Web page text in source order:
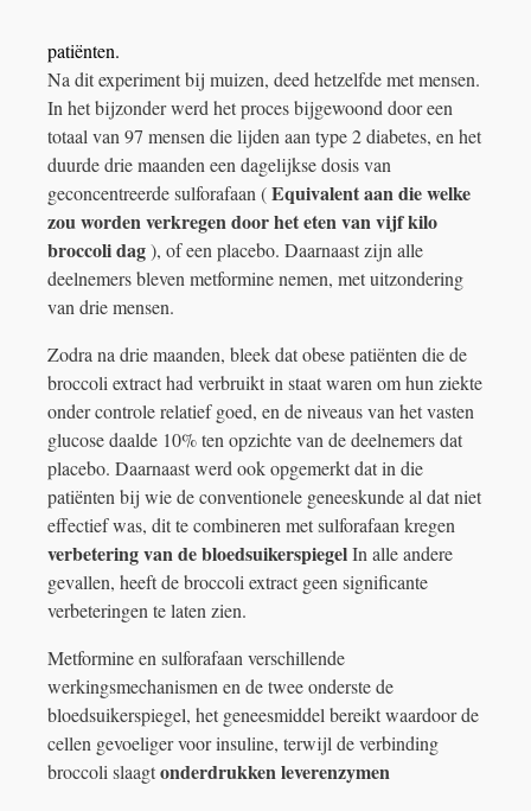
patiënten.
Na dit experiment bij muizen, deed hetzelfde met mensen.
In het bijzonder werd het proces bijgewoond door een
totaal van 97 mensen die lijden aan type 2 diabetes, en het
duurde drie maanden een dagelijkse dosis van
geconcentreerde sulforafaan (Equivalent aan die welke
zou worden verkregen door het eten van vijf kilo
broccoli dag), of een placebo. Daarnaast zijn alle
deelnemers bleven metformine nemen, met uitzondering
van drie mensen.
Zodra na drie maanden, bleek dat obese patiënten die de
broccoli extract had verbruikt in staat waren om hun ziekte
onder controle relatief goed, en de niveaus van het vasten
glucose daalde 10% ten opzichte van de deelnemers dat
placebo. Daarnaast werd ook opgemerkt dat in die
patiënten bij wie de conventionele geneeskunde al dat niet
effectief was, dit te combineren met sulforafaan kregen
verbetering van de bloedsuikerspiegelIn alle andere
gevallen, heeft de broccoli extract geen significante
verbeteringen te laten zien.
Metformine en sulforafaan verschillende
werkingsmechanismen en de twee onderste de
bloedsuikerspiegel, het geneesmiddel bereikt waardoor de
cellen gevoeliger voor insuline, terwijl de verbinding
broccoli slaagtonderdrukken leverenzymen